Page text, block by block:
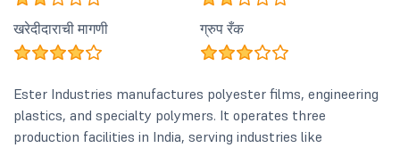
खरेदीदाराची मागणी ग्रुप रँक
Ester Industries manufactures polyester films, engineering
plastics, and specialty polymers. It operates three
production facilities in India, serving industries like